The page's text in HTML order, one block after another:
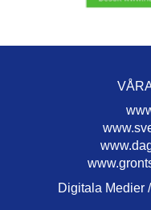
Digitala Medier